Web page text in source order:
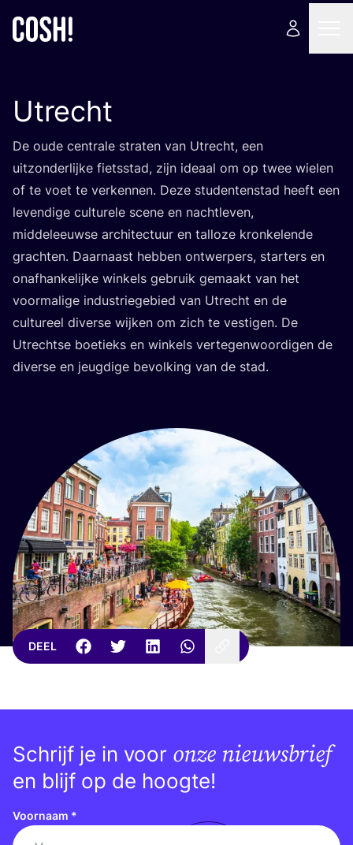
Utrecht
De oude cen­tra­le stra­ten van Utrecht, een
uit­zon­der­lij­ke fiets­stad, zijn ide­aal om op twee wie­len
of te voet te ver­ken­nen. Deze stu­den­ten­stad heeft een
leven­di­ge cul­tu­re­le sce­ne en nacht­le­ven,
mid­del­eeuw­se archi­tec­tuur en tal­lo­ze kron­ke­len­de
grach­ten. Daar­naast heb­ben ont­wer­pers, star­ters en
onaf­han­ke­lij­ke win­kels gebruik gemaakt van het
voor­ma­li­ge indu­strie­ge­bied van Utrecht en de
cul­tu­reel diver­se wij­ken om zich te ves­ti­gen. De
Utrecht­se boe­tieks en win­kels ver­te­gen­woor­di­gen de
diver­se en jeug­di­ge bevol­king van de stad.
DEEL
Schrijf je in voor onze nieuwsbrief
en blijf op de hoogte!
Voornaam *